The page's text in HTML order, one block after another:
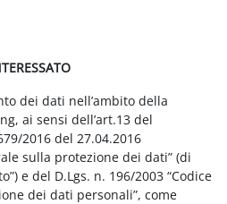
dei dati nell’ambito della
ai sensi dell’art.13 del
2016 del 27.04.2016
sulla protezione dei dati” (di
e del D.Lgs. n. 196/2003 “Codice
dei dati personali”, come